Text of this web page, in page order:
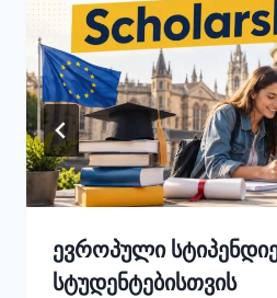
ევროპული
სტუდენტებისთვის